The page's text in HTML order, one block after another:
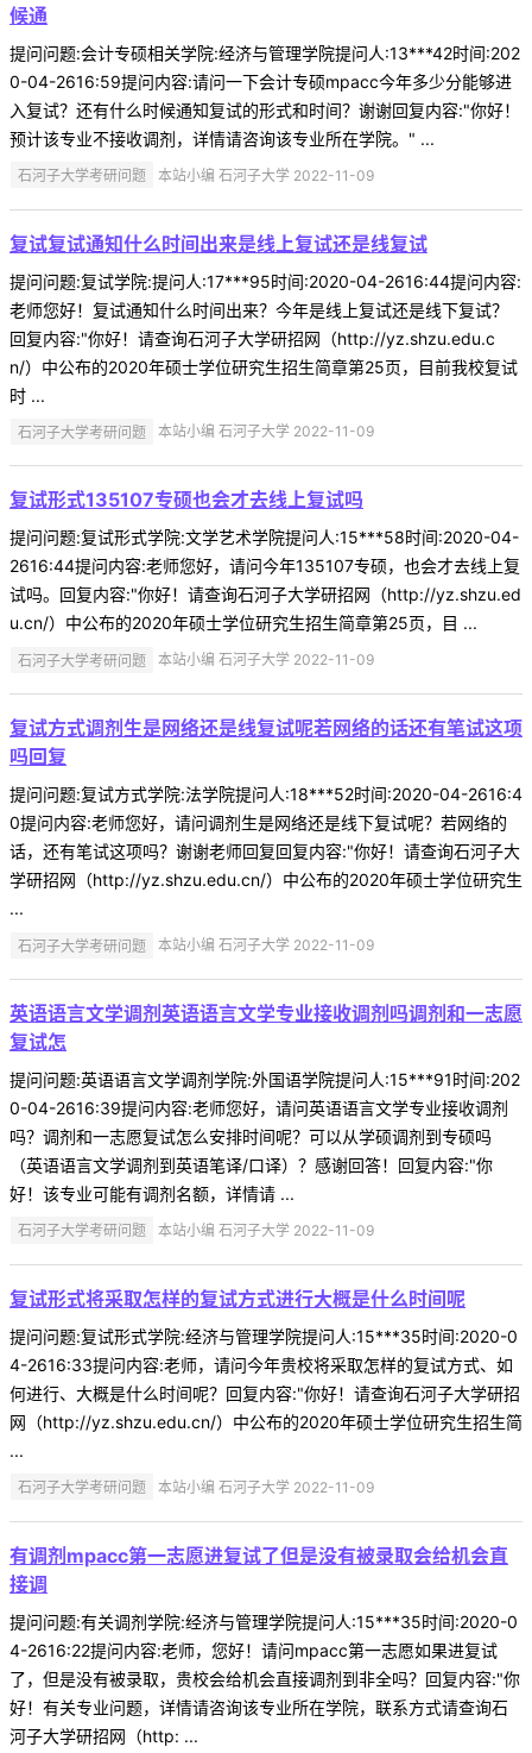
候通
提问问题:会计专硕相关学院:经济与管理学院提问人:13***42时间:202
0-04-2616:59提问内容:请问一下会计专硕mpacc今年多少分能够进
入复试？还有什么时候通知复试的形式和时间？谢谢回复内容:"你好！
预计该专业不接收调剂，详情请咨询该专业所在学院。" ...
石河子大学考研问题 本站小编 石河子大学 2022-11-09
复试复试通知什么时间出来是线上复试还是线复试
提问问题:复试学院:提问人:17***95时间:2020-04-2616:44提问内容:
老师您好！复试通知什么时间出来？今年是线上复试还是线下复试？
回复内容:"你好！请查询石河子大学研招网（http://yz.shzu.edu.c
n/）中公布的2020年硕士学位研究生招生简章第25页，目前我校复试
时 ...
石河子大学考研问题 本站小编 石河子大学 2022-11-09
复试形式135107专硕也会才去线上复试吗
提问问题:复试形式学院:文学艺术学院提问人:15***58时间:2020-04-
2616:44提问内容:老师您好，请问今年135107专硕，也会才去线上复
试吗。回复内容:"你好！请查询石河子大学研招网（http://yz.shzu.ed
u.cn/）中公布的2020年硕士学位研究生招生简章第25页，目 ...
石河子大学考研问题 本站小编 石河子大学 2022-11-09
复试方式调剂生是网络还是线复试呢若网络的话还有笔试这项
吗回复
提问问题:复试方式学院:法学院提问人:18***52时间:2020-04-2616:4
0提问内容:老师您好，请问调剂生是网络还是线下复试呢？若网络的
话，还有笔试这项吗？谢谢老师回复回复内容:"你好！请查询石河子大
学研招网（http://yz.shzu.edu.cn/）中公布的2020年硕士学位研究生
...
石河子大学考研问题 本站小编 石河子大学 2022-11-09
英语语言文学调剂英语语言文学专业接收调剂吗调剂和一志愿
复试怎
提问问题:英语语言文学调剂学院:外国语学院提问人:15***91时间:202
0-04-2616:39提问内容:老师您好，请问英语语言文学专业接收调剂
吗？调剂和一志愿复试怎么安排时间呢？可以从学硕调剂到专硕吗
（英语语言文学调剂到英语笔译/口译）？感谢回答！回复内容:"你
好！该专业可能有调剂名额，详情请 ...
石河子大学考研问题 本站小编 石河子大学 2022-11-09
复试形式将采取怎样的复试方式进行大概是什么时间呢
提问问题:复试形式学院:经济与管理学院提问人:15***35时间:2020-0
4-2616:33提问内容:老师，请问今年贵校将采取怎样的复试方式、如
何进行、大概是什么时间呢？回复内容:"你好！请查询石河子大学研招
网（http://yz.shzu.edu.cn/）中公布的2020年硕士学位研究生招生简
...
石河子大学考研问题 本站小编 石河子大学 2022-11-09
有调剂mpacc第一志愿进复试了但是没有被录取会给机会直
接调
提问问题:有关调剂学院:经济与管理学院提问人:15***35时间:2020-0
4-2616:22提问内容:老师，您好！请问mpacc第一志愿如果进复试
了，但是没有被录取，贵校会给机会直接调剂到非全吗？回复内容:"你
好！有关专业问题，详情请咨询该专业所在学院，联系方式请查询石
河子大学研招网（http: ...